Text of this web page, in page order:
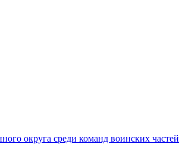
округа среди команд воинских частей